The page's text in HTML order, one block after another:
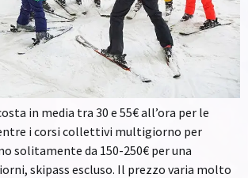
in media tra 30 e 55€ all’ora per le
i corsi collettivi multigiorno per
solitamente da 150-250€ per una
skipass escluso. Il prezzo varia molto